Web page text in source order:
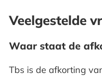
Veelgestelde
Waar staat de
Tbs is de afkorting